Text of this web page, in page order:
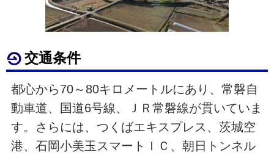
交通条件
都心から70～80キロメートルにあり、常磐自
動車道、国道6号線、ＪＲ常磐線が貫いていま
す。さらには、つくばエキスプレス、茨城空
港、石岡小美玉スマートＩＣ、朝日トンネル